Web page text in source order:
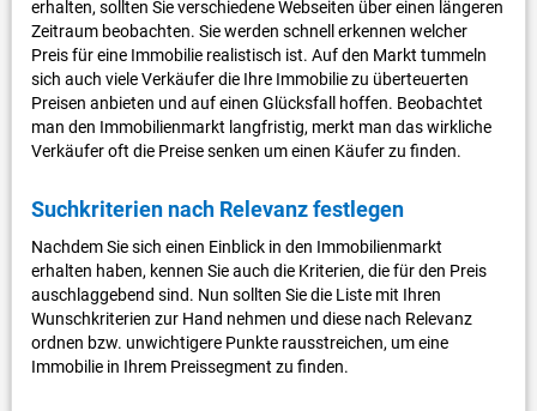
erhalten, sollten Sie verschiedene Webseiten über einen längeren
Zeitraum beobachten. Sie werden schnell erkennen welcher
Preis für eine Immobilie realistisch ist. Auf den Markt tummeln
sich auch viele Verkäufer die Ihre Immobilie zu überteuerten
Preisen anbieten und auf einen Glücksfall hoffen. Beobachtet
man den Immobilienmarkt langfristig, merkt man das wirkliche
Verkäufer oft die Preise senken um einen Käufer zu finden.
Suchkriterien nach Relevanz festlegen
Nachdem Sie sich einen Einblick in den Immobilienmarkt
erhalten haben, kennen Sie auch die Kriterien, die für den Preis
auschlaggebend sind. Nun sollten Sie die Liste mit Ihren
Wunschkriterien zur Hand nehmen und diese nach Relevanz
ordnen bzw. unwichtigere Punkte rausstreichen, um eine
Immobilie in Ihrem Preissegment zu finden.